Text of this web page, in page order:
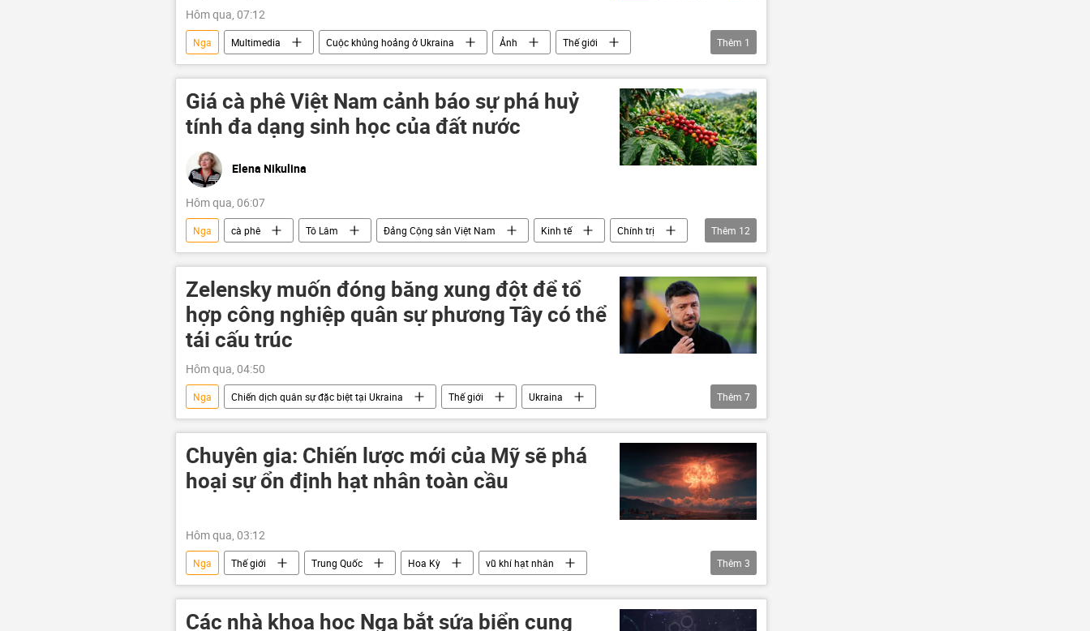
Hôm qua, 07:12
Nga Multimedia Cuộc khủng hoảng ở Ukraina Ảnh
Thế giới
Ukraina
chiến binh
Thêm 1
Giá cà phê Việt Nam cảnh báo sự phá huỷ
tính đa dạng sinh học của đất nước
Elena Nikulina
Hôm qua, 06:07
Nga cà phê Tô Lâm Đảng Cộng sản Việt Nam Kinh tế
Chính trị
Quan điểm-Ý kiến
Việt Nam trên báo chí nước ngoài Thế giới
Tác giả
Việt Nam
Hợp tác Nga-Việt Du lịch Bắc Triều Tiên
Indonesia
New Zealand Yak-130
Thêm 12
Zelensky muốn đóng băng xung đột để tổ
hợp công nghiệp quân sự phương Tây có thể
tái cấu trúc
Hôm qua, 04:50
Nga Chiến dịch quân sự đặc biệt tại Ukraina Thế giới
Ukraina
Quân đội Ukraina
Cuộc khủng hoảng ở Ukraina Liên bang Nga
chiến dịch
xung đột
xung đột quân sự Vladimir Zelensky
Thêm 7
Chuyên gia: Chiến lược mới của Mỹ sẽ phá
hoại sự ổn định hạt nhân toàn cầu
Hôm qua, 03:12
Nga Thế giới Trung Quốc Hoa Kỳ
vũ khí hạt nhân
quan hệ chiến lược
chuyên gia Quan điểm-Ý kiến
Thêm 3
Các nhà khoa học Nga bắt sứa biển cung